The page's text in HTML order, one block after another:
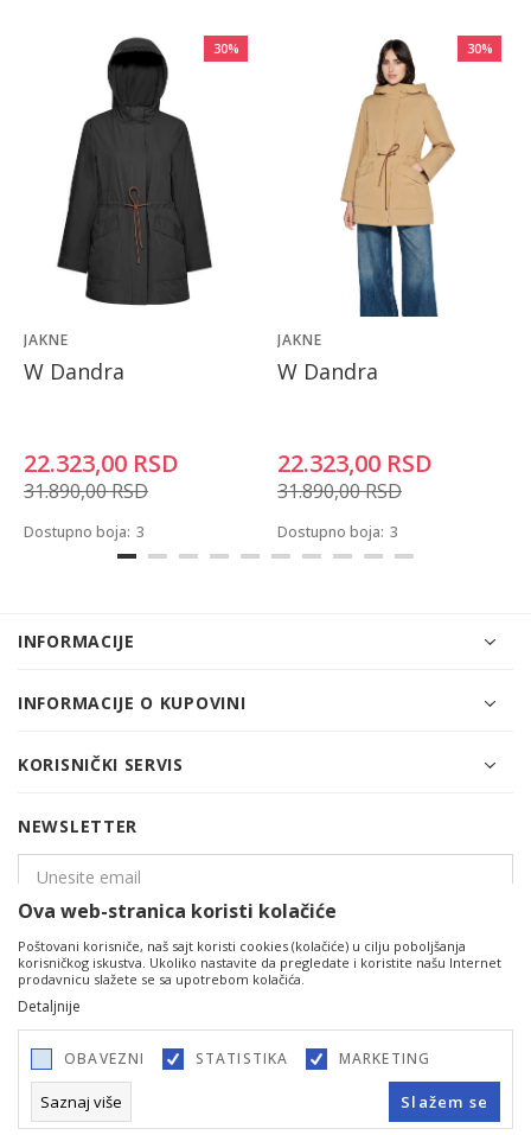
30%
JAKNE
W Dandra
22.323,00 RSD
31.890,00RSD
Dostupno boja: 3
30%
JAKNE
W Dandra
22.323,00 RSD
31.890,00RSD
Dostupno boja: 3
INFORMACIJE
INFORMACIJE O KUPOVINI
KORISNIČKI SERVIS
NEWSLETTER
PRIJAVITE SE
Ova web-stranica koristi kolačiće
Poštovani korisniče, naš sajt koristi cookies (kolačiće) u cilju poboljšanja
korisničkog iskustva. Ukoliko nastavite da pregledate i koristite našu Internet
prodavnicu slažete se sa upotrebom kolačića.
Detaljnije
OBAVEZNI STATISTIKA MARKETING
Saznaj više Slažem se